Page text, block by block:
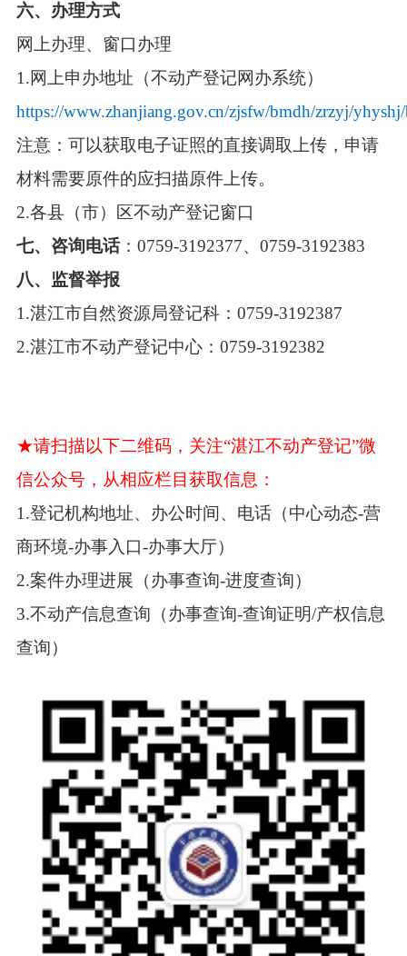
六、办理方式
网上办理、窗口办理
1.网上申办地址（不动产登记网办系统）
https://www.zhanjiang.gov.cn/zjsfw/bmdh/zrzyj/
注意：可以获取电子证照的直接调取上传，申请
材料需要原件的应扫描原件上传。
2.各县（市）区不动产登记窗口
七、咨询电话：0759-3192377、0759-3192383
八、监督举报
1.湛江市自然资源局登记科：0759-3192387
2.湛江市不动产登记中心：0759-3192382
★请扫描以下二维码，关注“湛江不动产登记”微
信公众号，从相应栏目获取信息：
1.登记机构地址、办公时间、电话（中心动态-营
商环境-办事入口-办事大厅）
2.案件办理进展（办事查询-进度查询）
3.不动产信息查询（办事查询-查询证明/产权信息
查询）